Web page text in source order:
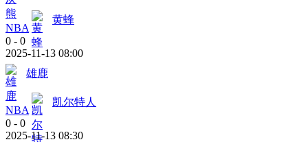
NBA
黄蜂
0 - 0
2025-11-13 08:00
雄鹿
NBA
凯尔特人
0 - 0
2025-11-13 08:30